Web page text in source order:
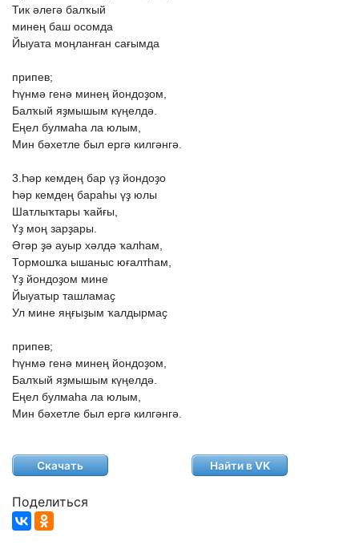
Тик әлегә балҡый
минең баш осомда
Йыуата моңланған сағымда
припев;
Һүнмә генә минең йондоҙом,
Балҡый яҙмышым күңелдә.
Еңел булмаһа ла юлым,
Мин бәхетле был ергә килгәнгә.
3.Һәр кемдең бар үҙ йондоҙо
Һәр кемдең бараһы үҙ юлы
Шатлыҡтары ҡайғы,
Үҙ моң зарҙары.
Әгәр ҙә ауыр хәлдә ҡалһам,
Тормошҡа ышаныс юғалтһам,
Үҙ йондоҙом мине
Йыуатыр ташламаҫ
Ул мине яңғыҙым ҡалдырмаҫ
припев;
Һүнмә генә минең йондоҙом,
Балҡый яҙмышым күңелдә.
Еңел булмаһа ла юлым,
Мин бәхетле был ергә килгәнгә.
Скачать Найти в VK
Поделиться